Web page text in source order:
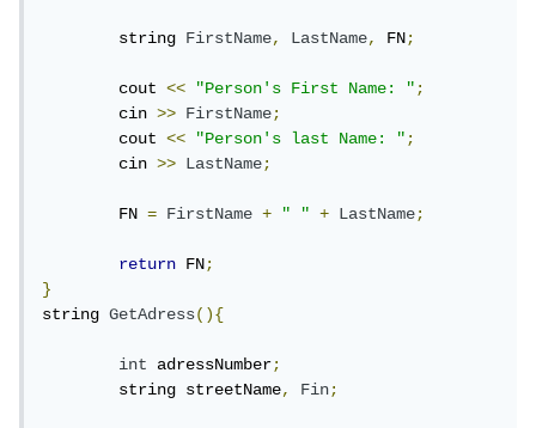
	string
FirstName, LastName, FN;
	cout
<< "Person's First Name: ";
	cin
>> FirstName;
	cout
<< "Person's last Name: ";
	cin
>> LastName;
	FN
= FirstName + " " + LastName;
return FN;
}
string GetAdress(){
int adressNumber;
	string streetName
, Fin;